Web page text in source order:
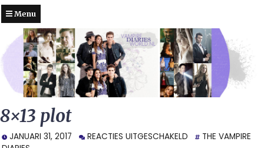
Menu
8×13 plot
JANUARI 31, 2017 REACTIES UITGESCHAKELD VOORTHE VAMPIRE